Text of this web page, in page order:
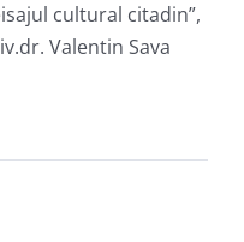
cultural citadin”,
Valentin Sava